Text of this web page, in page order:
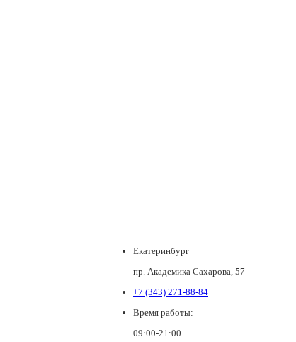
Екатеринбург
пр. Академика Сахарова, 57
+7 (343) 271-88-84
Время работы:
09:00-21:00